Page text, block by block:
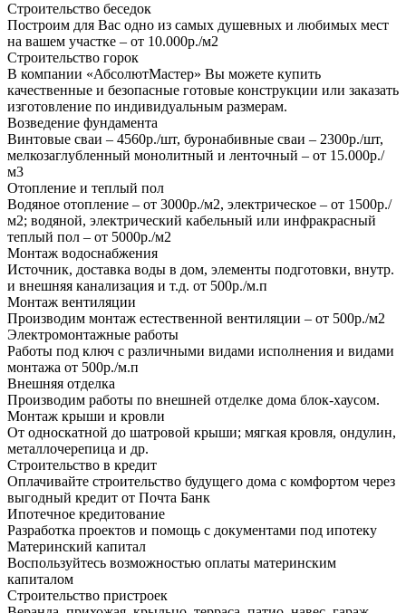
Строительство беседок
Построим для Вас одно из самых душевных и любимых мест
на вашем участке – от 10.000р./м2
Строительство горок
В компании «АбсолютМастер» Вы можете купить
качественные и безопасные готовые конструкции или заказать
изготовление по индивидуальным размерам.
Возведение фундамента
Винтовые сваи – 4560р./шт, буронабивные сваи – 2300р./шт,
мелкозаглубленный монолитный и ленточный – от 15.000р./
м3
Отопление и теплый пол
Водяное отопление – от 3000р./м2, электрическое – от 1500р./
м2; водяной, электрический кабельный или инфракрасный
теплый пол – от 5000р./м2
Монтаж водоснабжения
Источник, доставка воды в дом, элементы подготовки, внутр.
и внешняя канализация и т.д. от 500р./м.п
Монтаж вентиляции
Производим монтаж естественной вентиляции – от 500р./м2
Электромонтажные работы
Работы под ключ с различными видами исполнения и видами
монтажа от 500р./м.п
Внешняя отделка
Производим работы по внешней отделке дома блок-хаусом.
Монтаж крыши и кровли
От односкатной до шатровой крыши; мягкая кровля, ондулин,
металлочерепица и др.
Строительство в кредит
Оплачивайте строительство будущего дома с комфортом через
выгодный кредит от Почта Банк
Ипотечное кредитование
Разработка проектов и помощь с документами под ипотеку
Материнский капитал
Воспользуйтесь возможностью оплаты материнским
капиталом
Строительство пристроек